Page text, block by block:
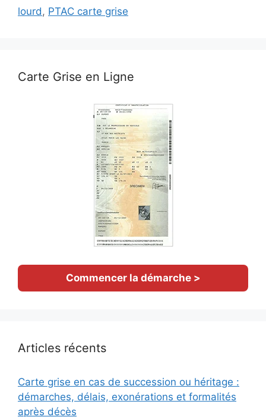
lourd , PTAC carte grise
Carte Grise en Ligne
Commencer la démarche >
Articles récents
Carte grise en cas de succession ou héritage :
démarches, délais, exonérations et formalités
après décès